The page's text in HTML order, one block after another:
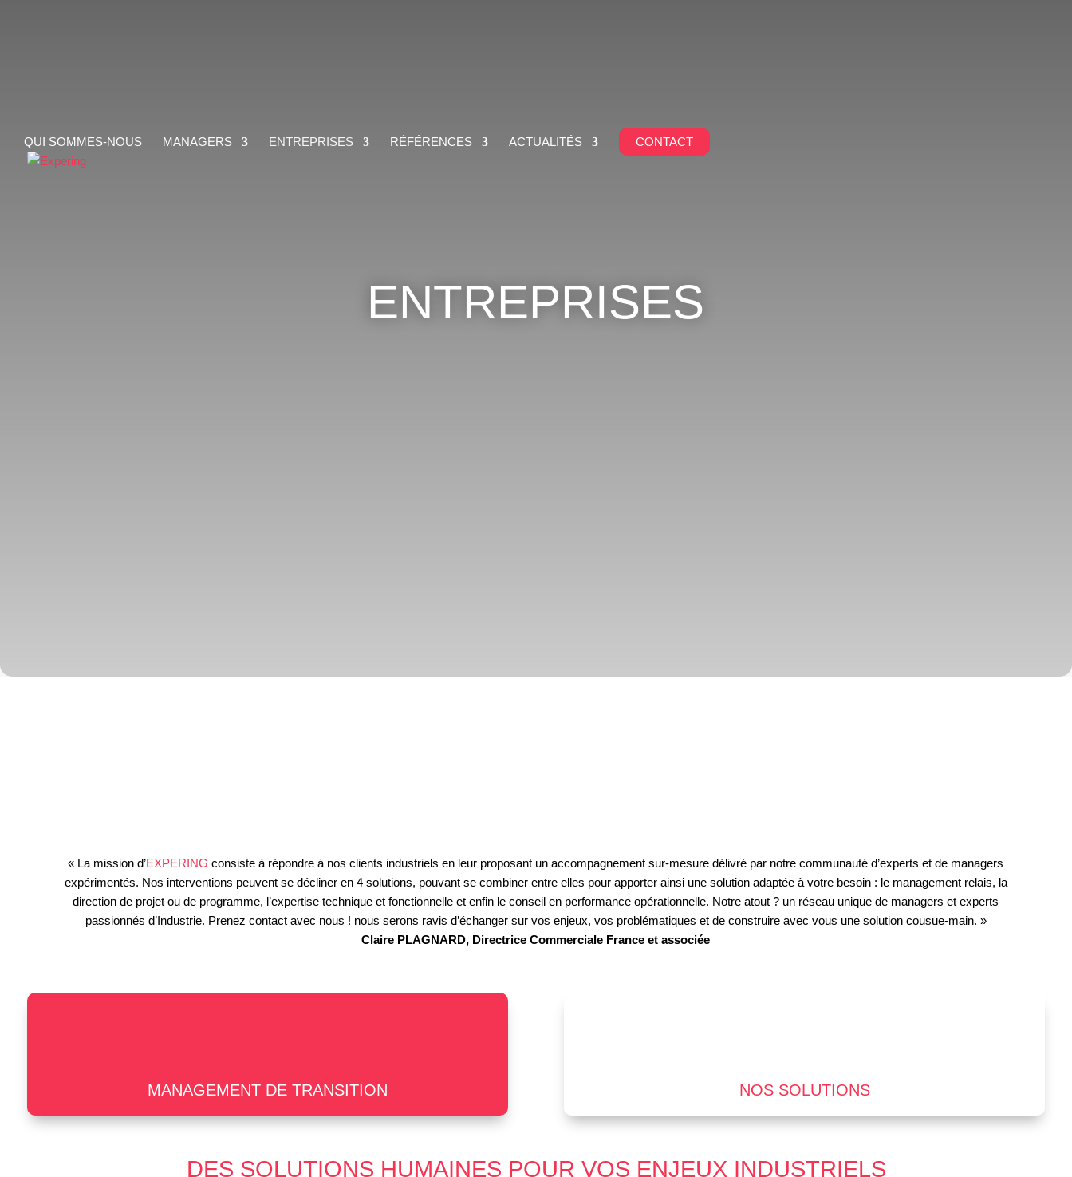
QUI SOMMES-NOUS MANAGERS ENTREPRISES RÉFÉRENCES ACTUALITÉS CONTACT
ENTREPRISES
« La mission d’EXPERING consiste à répondre à nos clients industriels en leur proposant un accompagnement sur-mesure délivré par notre communauté d’experts et de managers
expérimentés. Nos interventions peuvent se décliner en 4 solutions, pouvant se combiner entre elles pour apporter ainsi une solution adaptée à votre besoin : le management relais, la
direction de projet ou de programme, l’expertise technique et fonctionnelle et enfin le conseil en performance opérationnelle. Notre atout ? un réseau unique de managers et experts
passionnés d’Industrie. Prenez contact avec nous ! nous serons ravis d’échanger sur vos enjeux, vos problématiques et de construire avec vous une solution cousue-main. »
Claire PLAGNARD, Directrice Commerciale France et associée
MANAGEMENT DE TRANSITION NOS SOLUTIONS
DES SOLUTIONS HUMAINES POUR VOS ENJEUX INDUSTRIELS